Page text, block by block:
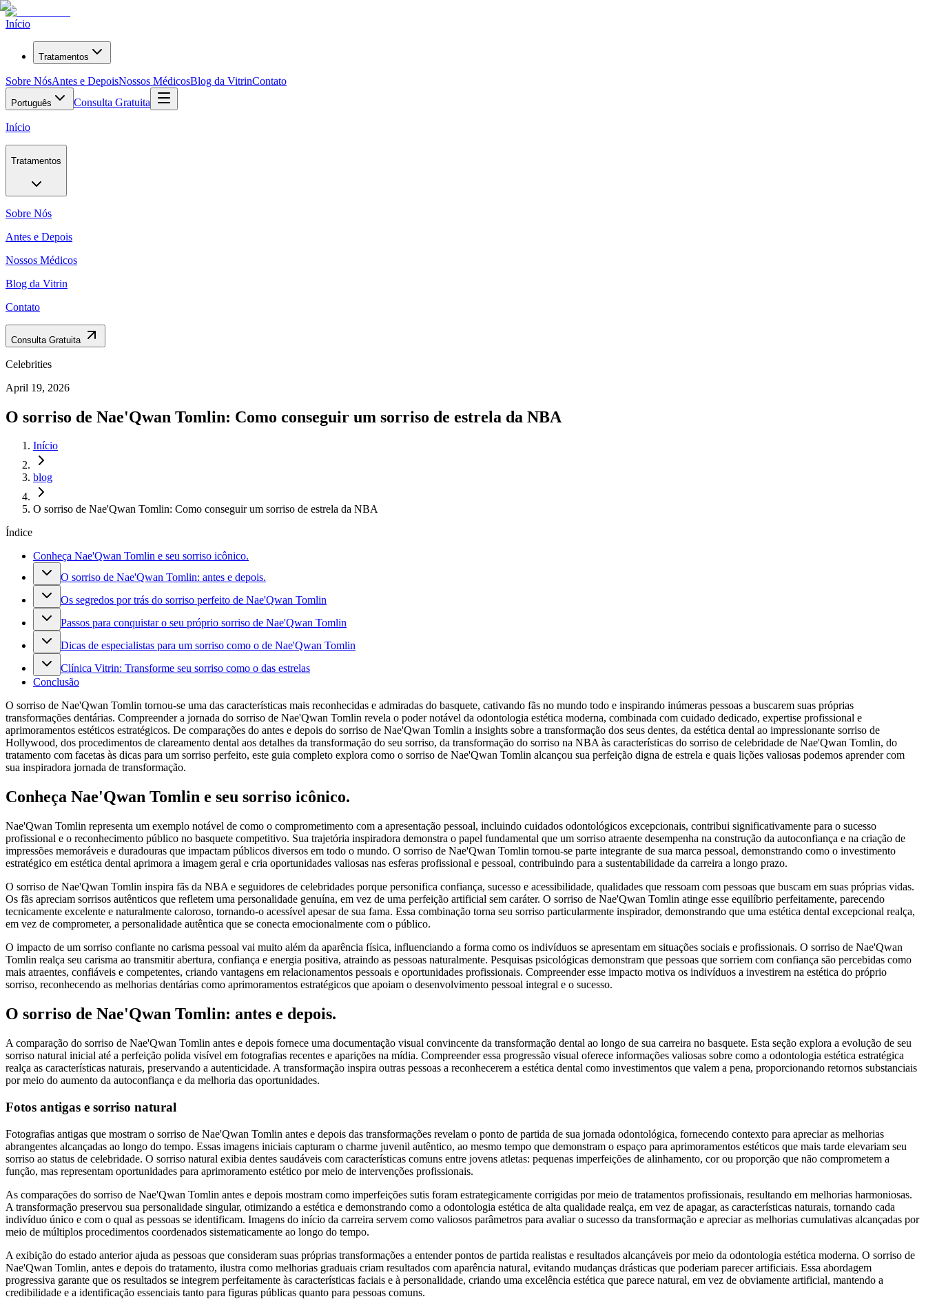
Início
Tratamentos
Sobre NósAntes e DepoisNossos MédicosBlog da VitrinContato
Português Consulta Gratuita
Início
Tratamentos
Sobre Nós
Antes e Depois
Nossos Médicos
Blog da Vitrin
Contato
Consulta Gratuita
Celebrities
April 19, 2026
O sorriso de Nae'Qwan Tomlin: Como conseguir um sorriso de estrela da NBA
Início
blog
O sorriso de Nae'Qwan Tomlin: Como conseguir um sorriso de estrela da NBA
Índice
Conheça Nae'Qwan Tomlin e seu sorriso icônico.
O sorriso de Nae'Qwan Tomlin: antes e depois.
Os segredos por trás do sorriso perfeito de Nae'Qwan Tomlin
Passos para conquistar o seu próprio sorriso de Nae'Qwan Tomlin
Dicas de especialistas para um sorriso como o de Nae'Qwan Tomlin
Clínica Vitrin: Transforme seu sorriso como o das estrelas
Conclusão
O sorriso de Nae'Qwan Tomlin tornou-se uma das características mais reconhecidas e admiradas do basquete, cativando fãs no mundo todo e inspirando inúmeras pessoas a buscarem suas próprias
transformações dentárias. Compreender a jornada do sorriso de Nae'Qwan Tomlin revela o poder notável da odontologia estética moderna, combinada com cuidado dedicado, expertise profissional e
aprimoramentos estéticos estratégicos. De comparações do antes e depois do sorriso de Nae'Qwan Tomlin a insights sobre a transformação dos seus dentes, da estética dental ao impressionante sorriso de
Hollywood, dos procedimentos de clareamento dental aos detalhes da transformação do seu sorriso, da transformação do sorriso na NBA às características do sorriso de celebridade de Nae'Qwan Tomlin, do
tratamento com facetas às dicas para um sorriso perfeito, este guia completo explora como o sorriso de Nae'Qwan Tomlin alcançou sua perfeição digna de estrela e quais lições valiosas podemos aprender com
sua inspiradora jornada de transformação.
Conheça Nae'Qwan Tomlin e seu sorriso icônico.
Nae'Qwan Tomlin representa um exemplo notável de como o comprometimento com a apresentação pessoal, incluindo cuidados odontológicos excepcionais, contribui significativamente para o sucesso
profissional e o reconhecimento público no basquete competitivo. Sua trajetória inspiradora demonstra o papel fundamental que um sorriso atraente desempenha na construção da autoconfiança e na criação de
impressões memoráveis ​​e duradouras que impactam públicos diversos em todo o mundo. O sorriso de Nae'Qwan Tomlin tornou-se parte integrante de sua marca pessoal, demonstrando como o investimento
estratégico em estética dental aprimora a imagem geral e cria oportunidades valiosas nas esferas profissional e pessoal, contribuindo para a sustentabilidade da carreira a longo prazo.
O sorriso de Nae'Qwan Tomlin inspira fãs da NBA e seguidores de celebridades porque personifica confiança, sucesso e acessibilidade, qualidades que ressoam com pessoas que buscam em suas próprias vidas.
Os fãs apreciam sorrisos autênticos que refletem uma personalidade genuína, em vez de uma perfeição artificial sem caráter. O sorriso de Nae'Qwan Tomlin atinge esse equilíbrio perfeitamente, parecendo
tecnicamente excelente e naturalmente caloroso, tornando-o acessível apesar de sua fama. Essa combinação torna seu sorriso particularmente inspirador, demonstrando que uma estética dental excepcional realça,
em vez de comprometer, a personalidade autêntica que se conecta emocionalmente com o público.
O impacto de um sorriso confiante no carisma pessoal vai muito além da aparência física, influenciando a forma como os indivíduos se apresentam em situações sociais e profissionais. O sorriso de Nae'Qwan
Tomlin realça seu carisma ao transmitir abertura, confiança e energia positiva, atraindo as pessoas naturalmente. Pesquisas psicológicas demonstram que pessoas que sorriem com confiança são percebidas como
mais atraentes, confiáveis ​​e competentes, criando vantagens em relacionamentos pessoais e oportunidades profissionais. Compreender esse impacto motiva os indivíduos a investirem na estética do próprio
sorriso, reconhecendo as melhorias dentárias como aprimoramentos estratégicos que apoiam o desenvolvimento pessoal integral e o sucesso.
O sorriso de Nae'Qwan Tomlin: antes e depois.
A comparação do sorriso de Nae'Qwan Tomlin antes e depois fornece uma documentação visual convincente da transformação dental ao longo de sua carreira no basquete. Esta seção explora a evolução de seu
sorriso natural inicial até a perfeição polida visível em fotografias recentes e aparições na mídia. Compreender essa progressão visual oferece informações valiosas sobre como a odontologia estética estratégica
realça as características naturais, preservando a autenticidade. A transformação inspira outras pessoas a reconhecerem a estética dental como investimentos que valem a pena, proporcionando retornos substanciais
por meio do aumento da autoconfiança e da melhoria das oportunidades.
Fotos antigas e sorriso natural
Fotografias antigas que mostram o sorriso de Nae'Qwan Tomlin antes e depois das transformações revelam o ponto de partida de sua jornada odontológica, fornecendo contexto para apreciar as melhorias
abrangentes alcançadas ao longo do tempo. Essas imagens iniciais capturam o charme juvenil autêntico, ao mesmo tempo que demonstram o espaço para aprimoramentos estéticos que mais tarde elevariam seu
sorriso ao status de celebridade. O sorriso natural exibia dentes saudáveis ​​com características comuns entre jovens atletas: pequenas imperfeições de alinhamento, cor ou proporção que não comprometem a
função, mas representam oportunidades para aprimoramento estético por meio de intervenções profissionais.
As comparações do sorriso de Nae'Qwan Tomlin antes e depois mostram como imperfeições sutis foram estrategicamente corrigidas por meio de tratamentos profissionais, resultando em melhorias harmoniosas.
A transformação preservou sua personalidade singular, otimizando a estética e demonstrando como a odontologia estética de alta qualidade realça, em vez de apagar, as características naturais, tornando cada
indivíduo único e com o qual as pessoas se identificam. Imagens do início da carreira servem como valiosos parâmetros para avaliar o sucesso da transformação e apreciar as melhorias cumulativas alcançadas por
meio de múltiplos procedimentos coordenados sistematicamente ao longo do tempo.
A exibição do estado anterior ajuda as pessoas que consideram suas próprias transformações a entender pontos de partida realistas e resultados alcançáveis ​​por meio da odontologia estética moderna. O sorriso de
Nae'Qwan Tomlin, antes e depois do tratamento, ilustra como melhorias graduais criam resultados com aparência natural, evitando mudanças drásticas que poderiam parecer artificiais. Essa abordagem
progressiva garante que os resultados se integrem perfeitamente às características faciais e à personalidade, criando uma excelência estética que parece natural, em vez de obviamente artificial, mantendo a
credibilidade e a identificação essenciais tanto para figuras públicas quanto para pessoas comuns.